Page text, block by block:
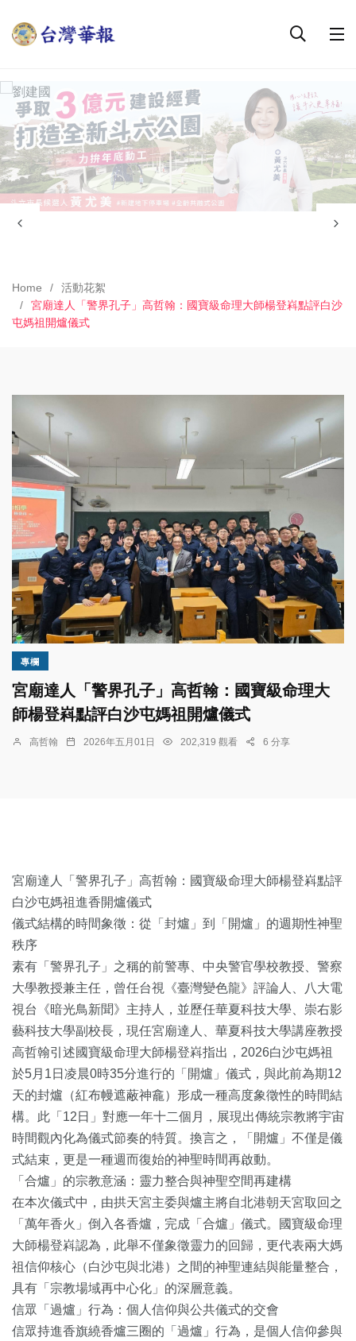
Home
活動花絮
宮廟達人「警界孔子」高哲翰：國寶級命理大師楊登嵙點評白沙
屯媽祖開爐儀式
專欄
宮廟達人「警界孔子」高哲翰：國寶級命理大
師楊登嵙點評白沙屯媽祖開爐儀式
高哲翰 2026年五月01日 202,319 觀看 6 分享
宮廟達人「警界孔子」高哲翰：國寶級命理大師楊登嵙點評
白沙屯媽祖進香開爐儀式
儀式結構的時間象徵：從「封爐」到「開爐」的週期性神聖
秩序
素有「警界孔子」之稱的前警專、中央警官學校教授、警察
大學教授兼主任，曾任台視《臺灣變色龍》評論人、八大電
視台《暗光鳥新聞》主持人，並歷任華夏科技大學、崇右影
藝科技大學副校長，現任宮廟達人、華夏科技大學講座教授
高哲翰引述國寶級命理大師楊登嵙指出，2026白沙屯媽祖
於5月1日凌晨0時35分進行的「開爐」儀式，與此前為期12
天的封爐（紅布幔遮蔽神龕）形成一種高度象徵性的時間結
構。此「12日」對應一年十二個月，展現出傳統宗教將宇宙
時間觀內化為儀式節奏的特質。換言之，「開爐」不僅是儀
式結束，更是一種週而復始的神聖時間再啟動。
「合爐」的宗教意涵：靈力整合與神聖空間再建構
在本次儀式中，由拱天宮主委與爐主將自北港朝天宮取回之
「萬年香火」倒入各香爐，完成「合爐」儀式。國寶級命理
大師楊登嵙認為，此舉不僅象徵靈力的回歸，更代表兩大媽
祖信仰核心（白沙屯與北港）之間的神聖連結與能量整合，
具有「宗教場域再中心化」的深層意義。
信眾「過爐」行為：個人信仰與公共儀式的交會
信眾持進香旗繞香爐三圈的「過爐」行為，是個人信仰參與